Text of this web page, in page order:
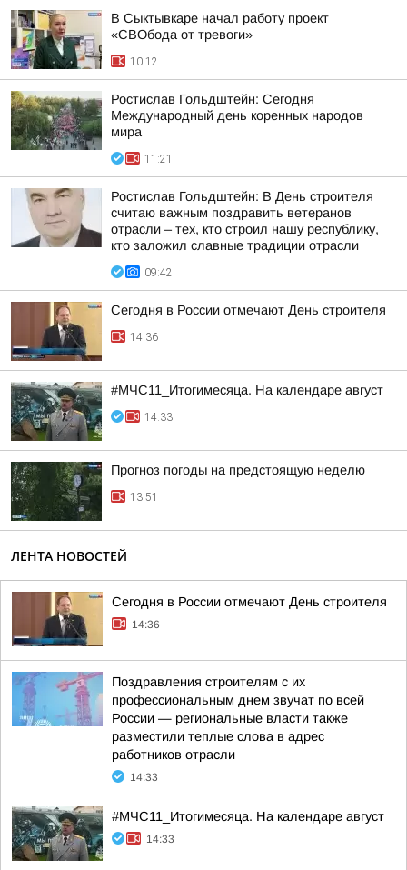
В Сыктывкаре начал работу проект
«СВОбода от тревоги»
10:12
Ростислав Гольдштейн: Сегодня
Международный день коренных народов
мира
11:21
Ростислав Гольдштейн: В День строителя
считаю важным поздравить ветеранов
отрасли – тех, кто строил нашу республику,
кто заложил славные традиции отрасли
09:42
Сегодня в России отмечают День строителя
14:36
#МЧС11_Итогимесяца. На календаре август
14:33
Прогноз погоды на предстоящую неделю
13:51
ЛЕНТА НОВОСТЕЙ
Сегодня в России отмечают День строителя
14:36
Поздравления строителям с их
профессиональным днем звучат по всей
России — региональные власти также
разместили теплые слова в адрес
работников отрасли
14:33
#МЧС11_Итогимесяца. На календаре август
14:33